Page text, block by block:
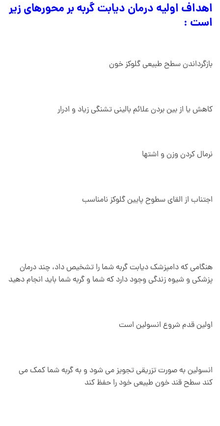
اهداف اولیه درمان دیابت گربه بر محورهای زیر
است :
بازگرداندن سطح طبیعی گلوکز خون
کاهش یا از بین بردن علائم بالینی تشنگی زیاد و ادرار
نرمال کردن وزن و اشتها
اجتناب از القای سطوح پایین گلوکز نامناسب
هنگامی که دامپزشک دیابت گربه شما را تشخیص داد، چند درمان
پزشکی و شیوه زندگی وجود دارد که شما و گربه شما باید انجام دهید
اولین قدم شروع انسولین است
انسولین به صورت تزریقی تجویز می شود و به گربه شما کمک می
کند سطح قند خون طبیعی خود را حفظ کند